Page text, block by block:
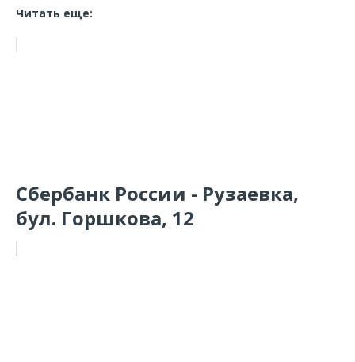
Читать еще:
Сбербанк России - Рузаевка,
бул. Горшкова, 12